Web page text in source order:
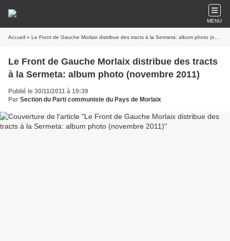
MENU
Accueil » Le Front de Gauche Morlaix distribue des tracts à la Sermeta: album photo (novembre 2011)
Le Front de Gauche Morlaix distribue des tracts
à la Sermeta: album photo (novembre 2011)
Publié le 30/11/2011 à 19:39
Par Section du Parti communiste du Pays de Morlaix